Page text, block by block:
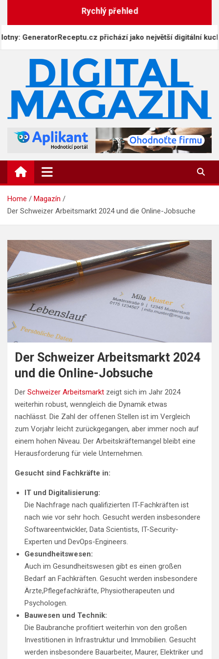
Rychlý přehled
GeneratorReceptu.cz přichází jako největší digitální
DigitalMagazin.cz
Home
Magazín
Der Schweizer Arbeitsmarkt 2024 und die Online-Jobsuche
Der Schweizer Arbeitsmarkt 2024
und die Online-Jobsuche
Der Schweizer Arbeitsmarkt zeigt sich im Jahr 2024
weiterhin robust, wenngleich die Dynamik etwas
nachlässt. Die Zahl der offenen Stellen ist im Vergleich
zum Vorjahr leicht zurückgegangen, aber immer noch auf
einem hohen Niveau. Der Arbeitskräftemangel bleibt eine
Herausforderung für viele Unternehmen.
Gesucht sind Fachkräfte in:
IT und Digitalisierung:
Die Nachfrage nach qualifizierten IT-Fachkräften ist
nach wie vor sehr hoch. Gesucht werden insbesondere
Softwareentwickler, Data Scientists, IT-Security-
Experten und DevOps-Engineers.
Gesundheitswesen:
Auch im Gesundheitswesen gibt es einen großen
Bedarf an Fachkräften. Gesucht werden insbesondere
Ärzte,Pflegefachkräfte, Physiotherapeuten und
Psychologen.
Bauwesen und Technik:
Die Baubranche profitiert weiterhin von den großen
Investitionen in Infrastruktur und Immobilien. Gesucht
werden insbesondere Bauarbeiter, Maurer, Elektriker und